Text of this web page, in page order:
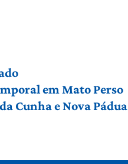
em Mato Perso
Cunha e Nova Pádua